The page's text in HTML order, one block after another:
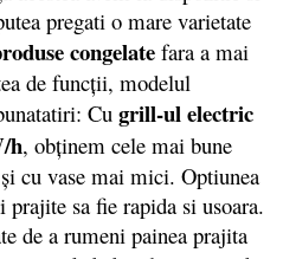
pregati o mare varietate
congelate fara a mai
de funcții, modelul
Cu grill-ul electric
h, obţinem cele mai bune
cu vase mai mici. Optiunea
sa fie rapida si usoara.
de a rumeni painea prajita